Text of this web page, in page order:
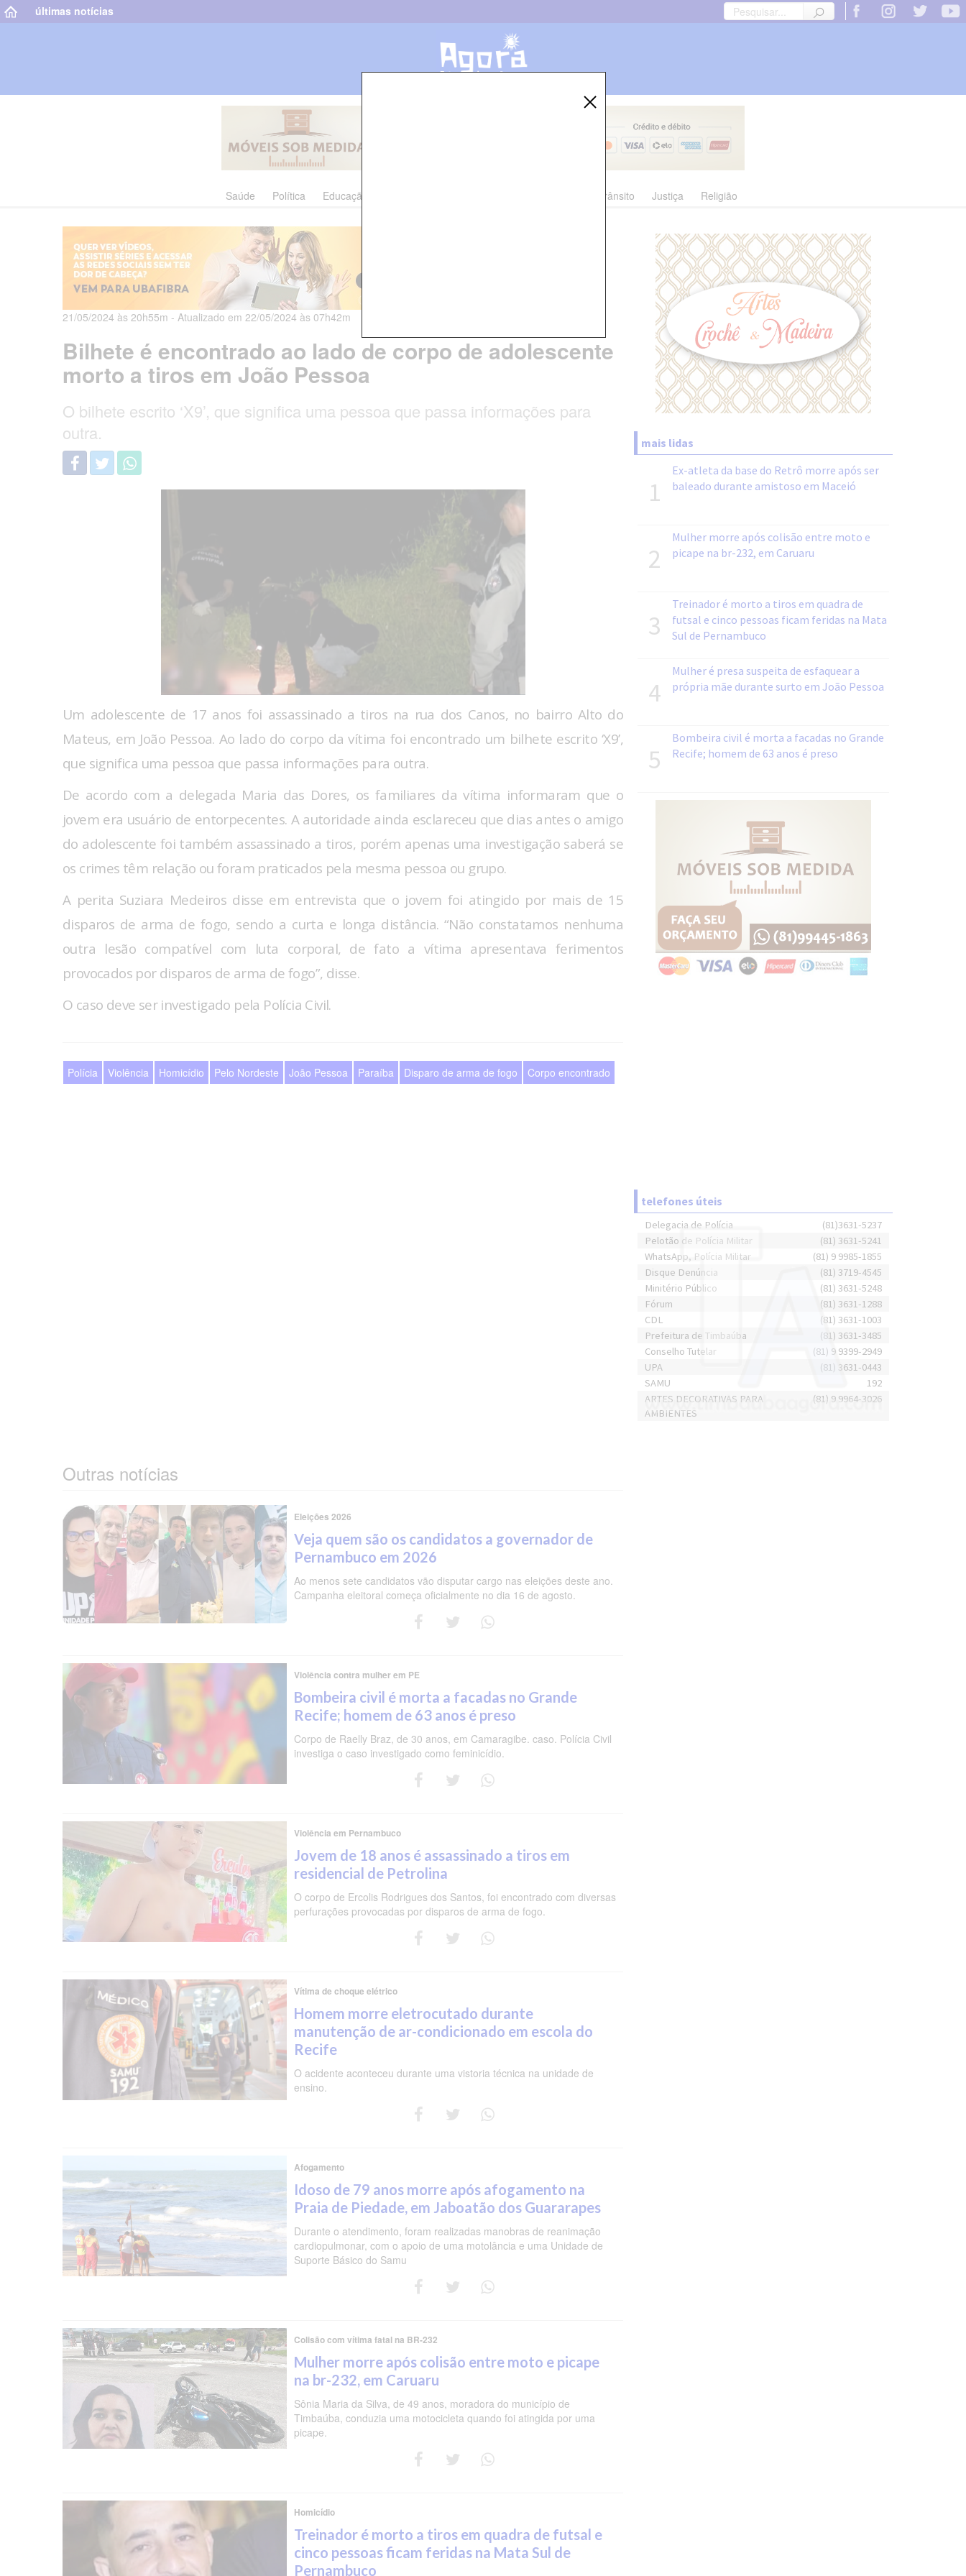
últimas notícias
Saúde Política Educação Trânsito Justiça Religião
21/05/2024 às 20h55m - Atualizado em 22/05/2024 às 07h42m
Bilhete é encontrado ao lado de corpo de adolescente
morto a tiros em João Pessoa
O bilhete escrito ‘X9’, que significa uma pessoa que passa informações para
outra.
Um adolescente de 17 anos foi assassinado a tiros na rua dos Canos, no bairro Alto do
Mateus, em João Pessoa. Ao lado do corpo da vítima foi encontrado um bilhete escrito ‘X9’,
que significa uma pessoa que passa informações para outra.
De acordo com a delegada Maria das Dores, os familiares da vítima informaram que o
jovem era usuário de entorpecentes. A autoridade ainda esclareceu que dias antes o amigo
do adolescente foi também assassinado a tiros, porém apenas uma investigação saberá se
os crimes têm relação ou foram praticados pela mesma pessoa ou grupo.
A perita Suziara Medeiros disse em entrevista que o jovem foi atingido por mais de 15
disparos de arma de fogo, sendo a curta e longa distância. “Não constatamos nenhuma
outra lesão compatível com luta corporal, de fato a vítima apresentava ferimentos
provocados por disparos de arma de fogo”, disse.
O caso deve ser investigado pela Polícia Civil.
Polícia Violência Homicídio Pelo Nordeste João Pessoa Paraíba Disparo de arma de fogo Corpo encontrado
Outras notícias
Eleições 2026
Veja quem são os candidatos a governador de
Pernambuco em 2026
Ao menos sete candidatos vão disputar cargo nas eleições deste ano.
Campanha eleitoral começa oficialmente no dia 16 de agosto.
Violência contra mulher em PE
Bombeira civil é morta a facadas no Grande
Recife; homem de 63 anos é preso
Corpo de Raelly Braz, de 30 anos, em Camaragibe. caso. Polícia Civil
investiga o caso investigado como feminicídio.
Violência em Pernambuco
Jovem de 18 anos é assassinado a tiros em
residencial de Petrolina
O corpo de Ercolis Rodrigues dos Santos, foi encontrado com diversas
perfurações provocadas por disparos de arma de fogo.
Vítima de choque elétrico
Homem morre eletrocutado durante
manutenção de ar-condicionado em escola do
Recife
O acidente aconteceu durante uma vistoria técnica na unidade de
ensino.
Afogamento
Idoso de 79 anos morre após afogamento na
Praia de Piedade, em Jaboatão dos Guararapes
Durante o atendimento, foram realizadas manobras de reanimação
cardiopulmonar, com o apoio de uma motolância e uma Unidade de
Suporte Básico do Samu
Colisão com vítima fatal na BR-232
Mulher morre após colisão entre moto e picape
na br-232, em Caruaru
Sônia Maria da Silva, de 49 anos, moradora do município de
Timbaúba, conduzia uma motocicleta quando foi atingida por uma
picape.
Homicídio
Treinador é morto a tiros em quadra de futsal e
cinco pessoas ficam feridas na Mata Sul de
Pernambuco
mais lidas
1
Ex-atleta da base do Retrô morre após ser
baleado durante amistoso em Maceió
2
Mulher morre após colisão entre moto e
picape na br-232, em Caruaru
3
Treinador é morto a tiros em quadra de
futsal e cinco pessoas ficam feridas na Mata
Sul de Pernambuco
4
Mulher é presa suspeita de esfaquear a
própria mãe durante surto em João Pessoa
5
Bombeira civil é morta a facadas no Grande
Recife; homem de 63 anos é preso
telefones úteis
Delegacia de Polícia
(81)3631-5237
Pelotão de Polícia Militar
(81) 3631-5241
WhatsApp, Polícia Militar
(81) 9 9985-1855
Disque Denúncia
(81) 3719-4545
Minitério Público
(81) 3631-5248
Fórum
(81) 3631-1288
CDL
(81) 3631-1003
Prefeitura de Timbaúba
(81) 3631-3485
Conselho Tutelar
(81) 9 9399-2949
UPA
(81) 3631-0443
SAMU
192
ARTES DECORATIVAS PARA
AMBIENTES
(81) 9 9964-3026